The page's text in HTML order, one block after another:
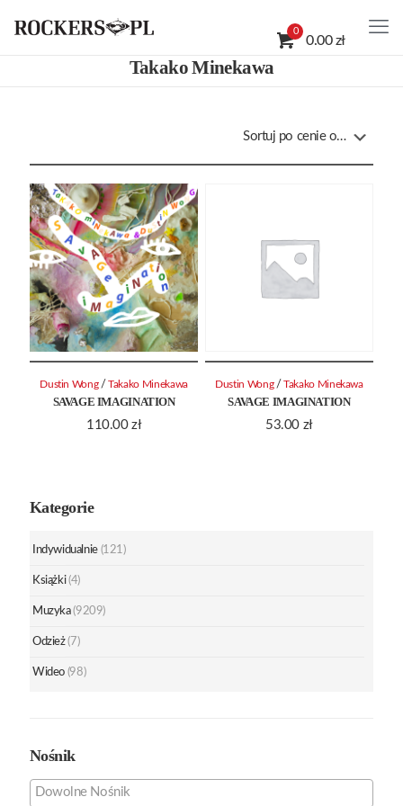
0
0.00 zł
Takako Minekawa
SAVAGE IMAGINATION
110.00 zł
Dustin Wong /Takako Minekawa
SAVAGE IMAGINATION
53.00 zł
Dustin Wong /Takako Minekawa
Kategorie
Indywidualnie (121)
Książki (4)
Muzyka (9209)
Odzież (7)
Wideo (98)
Nośnik